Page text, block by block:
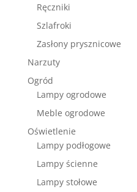
Ręczniki
Szlafroki
Zasłony prysznicowe
Narzuty
Ogród
Lampy ogrodowe
Meble ogrodowe
Oświetlenie
Lampy podłogowe
Lampy ścienne
Lampy stołowe